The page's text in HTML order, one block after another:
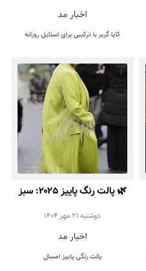
برای ترند پاییز ۲۰۲۵
اخبار مد
کایا گربر با ترکیبی برای استایل روزانه
🌿 پالت رنگ پاییز ۲۰۲۵: سبز
روشن، انتخاب خاص برای
استایل شما
دوشنبه 21 مهر 1404
اخبار مد
پالت رنگی پاییز امسال